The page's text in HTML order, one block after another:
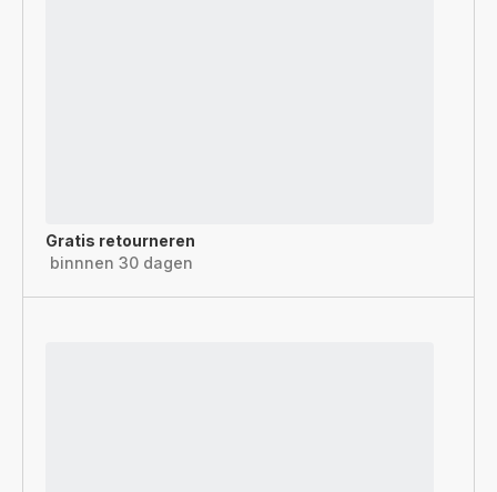
Gratis retourneren
binnnen 30 dagen